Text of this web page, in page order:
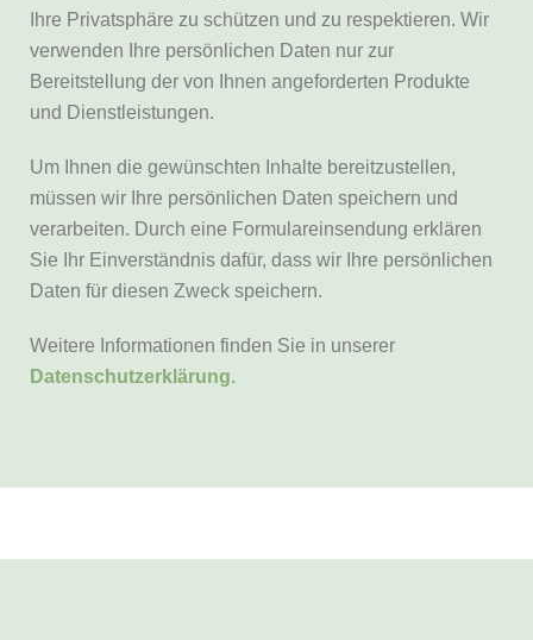
Ihre Privatsphäre zu schützen und zu respektieren. Wir
verwenden Ihre persönlichen Daten nur zur
Bereitstellung der von Ihnen angeforderten Produkte
und Dienstleistungen.
Um Ihnen die gewünschten Inhalte bereitzustellen,
müssen wir Ihre persönlichen Daten speichern und
verarbeiten. Durch eine Formulareinsendung erklären
Sie Ihr Einverständnis dafür, dass wir Ihre persönlichen
Daten für diesen Zweck speichern.
Weitere Informationen finden Sie in unserer
Datenschutzerklärung.